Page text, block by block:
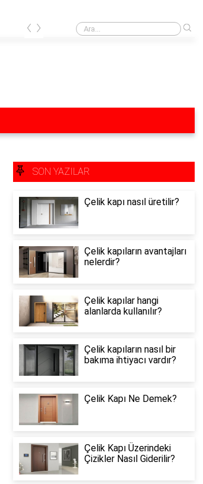
Yağ lekesi yağlı mutfak dolapları neyle silinir?
‹ ›
SON YAZILAR
Çelik kapı nasıl üretilir?
Çelik kapıların avantajları
nelerdir?
Çelik kapılar hangi
alanlarda kullanılır?
Çelik kapıların nasıl bir
bakıma ihtiyacı vardır?
Çelik Kapı Ne Demek?
Çelik Kapı Üzerindeki
Çizikler Nasıl Giderilir?